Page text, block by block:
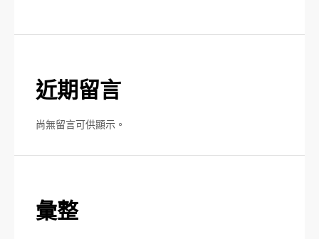
近期留言
尚無留言可供顯示。
彙整